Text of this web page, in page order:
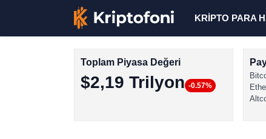
KRİPTO PARA
Toplam Piyasa Değeri
$2,19 Trilyon -0.57%